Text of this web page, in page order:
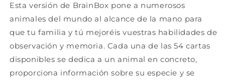
Esta versión de BrainBox pone a numerosos
animales del mundo al alcance de la mano para
que tu familia y tú mejoréis vuestras habilidades de
observación y memoria. Cada una de las 54 cartas
disponibles se dedica a un animal en concreto,
proporciona información sobre su especie y se